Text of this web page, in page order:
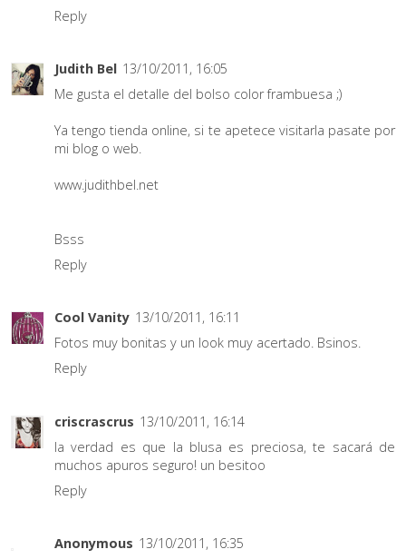
Reply
Judith Bel 13/10/2011, 16:05
Me gusta el detalle del bolso color frambuesa ;)
Ya tengo tienda online, si te apetece visitarla pasate por
mi blog o web.
www.judithbel.net
Bsss
Reply
Cool Vanity 13/10/2011, 16:11
Fotos muy bonitas y un look muy acertado. Bsinos.
Reply
criscrascrus 13/10/2011, 16:14
la verdad es que la blusa es preciosa, te sacará de
muchos apuros seguro! un besitoo
Reply
Anonymous 13/10/2011, 16:35